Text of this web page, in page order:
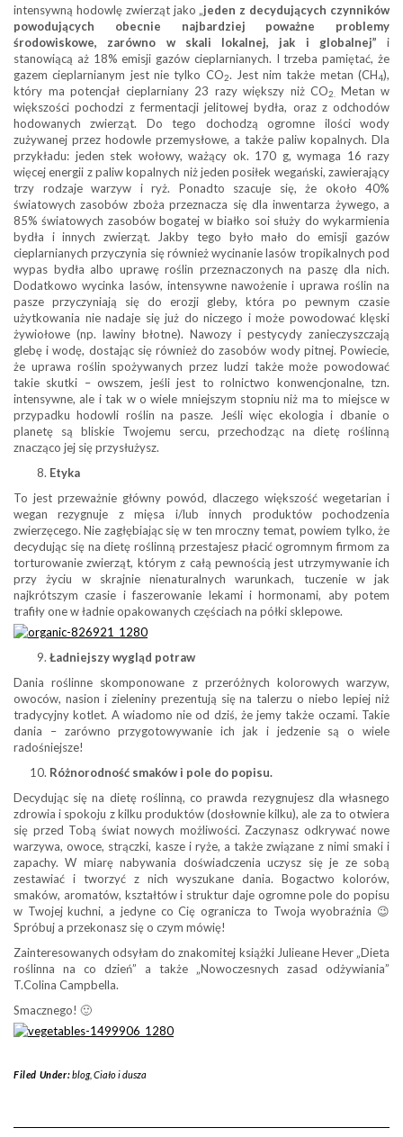
intensywną hodowlę zwierząt jako „jeden z decydujących czynników
powodujących obecnie najbardziej poważne problemy
środowiskowe, zarówno w skali lokalnej, jak i globalnej” i
stanowiącą aż 18% emisji gazów cieplarnianych. I trzeba pamiętać, że
gazem cieplarnianym jest nie tylko CO2. Jest nim także metan (CH4),
który ma potencjał cieplarniany 23 razy większy niż CO2. Metan w
większości pochodzi z fermentacji jelitowej bydła, oraz z odchodów
hodowanych zwierząt. Do tego dochodzą ogromne ilości wody
zużywanej przez hodowle przemysłowe, a także paliw kopalnych. Dla
przykładu: jeden stek wołowy, ważący ok. 170 g, wymaga 16 razy
więcej energii z paliw kopalnych niż jeden posiłek wegański, zawierający
trzy rodzaje warzyw i ryż. Ponadto szacuje się, że około 40%
światowych zasobów zboża przeznacza się dla inwentarza żywego, a
85% światowych zasobów bogatej w białko soi służy do wykarmienia
bydła i innych zwierząt. Jakby tego było mało do emisji gazów
cieplarnianych przyczynia się również wycinanie lasów tropikalnych pod
wypas bydła albo uprawę roślin przeznaczonych na paszę dla nich.
Dodatkowo wycinka lasów, intensywne nawożenie i uprawa roślin na
pasze przyczyniają się do erozji gleby, która po pewnym czasie
użytkowania nie nadaje się już do niczego i może powodować klęski
żywiołowe (np. lawiny błotne). Nawozy i pestycydy zanieczyszczają
glebę i wodę, dostając się również do zasobów wody pitnej. Powiecie,
że uprawa roślin spożywanych przez ludzi także może powodować
takie skutki – owszem, jeśli jest to rolnictwo konwencjonalne, tzn.
intensywne, ale i tak w o wiele mniejszym stopniu niż ma to miejsce w
przypadku hodowli roślin na pasze. Jeśli więc ekologia i dbanie o
planetę są bliskie Twojemu sercu, przechodząc na dietę roślinną
znacząco jej się przysłużysz.
Etyka
To jest przeważnie główny powód, dlaczego większość wegetarian i
wegan rezygnuje z mięsa i/lub innych produktów pochodzenia
zwierzęcego. Nie zagłębiając się w ten mroczny temat, powiem tylko, że
decydując się na dietę roślinną przestajesz płacić ogromnym firmom za
torturowanie zwierząt, którym z całą pewnością jest utrzymywanie ich
przy życiu w skrajnie nienaturalnych warunkach, tuczenie w jak
najkrótszym czasie i faszerowanie lekami i hormonami, aby potem
trafiły one w ładnie opakowanych częściach na półki sklepowe.
Ładniejszy wygląd potraw
Dania roślinne skomponowane z przeróżnych kolorowych warzyw,
owoców, nasion i zieleniny prezentują się na talerzu o niebo lepiej niż
tradycyjny kotlet. A wiadomo nie od dziś, że jemy także oczami. Takie
dania – zarówno przygotowywanie ich jak i jedzenie są o wiele
radośniejsze!
Różnorodność smaków i pole do popisu.
Decydując się na dietę roślinną, co prawda rezygnujesz dla własnego
zdrowia i spokoju z kilku produktów (dosłownie kilku), ale za to otwiera
się przed Tobą świat nowych możliwości. Zaczynasz odkrywać nowe
warzywa, owoce, strączki, kasze i ryże, a także związane z nimi smaki i
zapachy. W miarę nabywania doświadczenia uczysz się je ze sobą
zestawiać i tworzyć z nich wyszukane dania. Bogactwo kolorów,
smaków, aromatów, kształtów i struktur daje ogromne pole do popisu
w Twojej kuchni, a jedyne co Cię ogranicza to Twoja wyobraźnia 😉
Spróbuj a przekonasz się o czym mówię!
Zainteresowanych odsyłam do znakomitej książki Julieane Hever „Dieta
roślinna na co dzień” a także „Nowoczesnych zasad odżywiania”
T.Colina Campbella.
Smacznego! 🙂
Filed Under:blog, Ciało i dusza